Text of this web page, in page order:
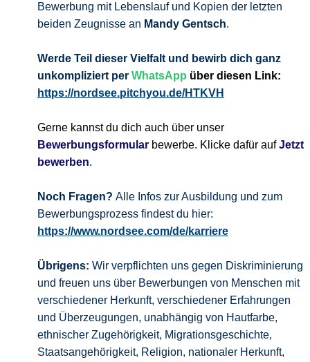
Bewerbung mit Lebenslauf und Kopien der letzten
beiden Zeugnisse an Mandy Gentsch.
Werde Teil dieser Vielfalt und bewirb dich ganz
unkompliziert per WhatsApp über diesen Link:
https://nordsee.pitchyou.de/HTKVH
Gerne kannst du dich auch über unser
Bewerbungsformular bewerbe. Klicke dafür aufJetzt
bewerben.
Noch Fragen? Alle Infos zur Ausbildung und zum
Bewerbungsprozess findest du hier:
https://www.nordsee.com/de/karriere
Übrigens: Wir verpflichten uns gegen Diskriminierung
und freuen uns über Bewerbungen von Menschen mit
verschiedener Herkunft, verschiedener Erfahrungen
und Überzeugungen, unabhängig von Hautfarbe,
ethnischer Zugehörigkeit, Migrationsgeschichte,
Staatsangehörigkeit, Religion, nationaler Herkunft,